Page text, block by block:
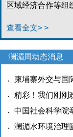
区域经济合作等
查看全文> >
澜湄周动态消息
柬埔寨外交与国
04-03)
精彩！我们刚刚
中国社会科学院
澜湄水环境治理